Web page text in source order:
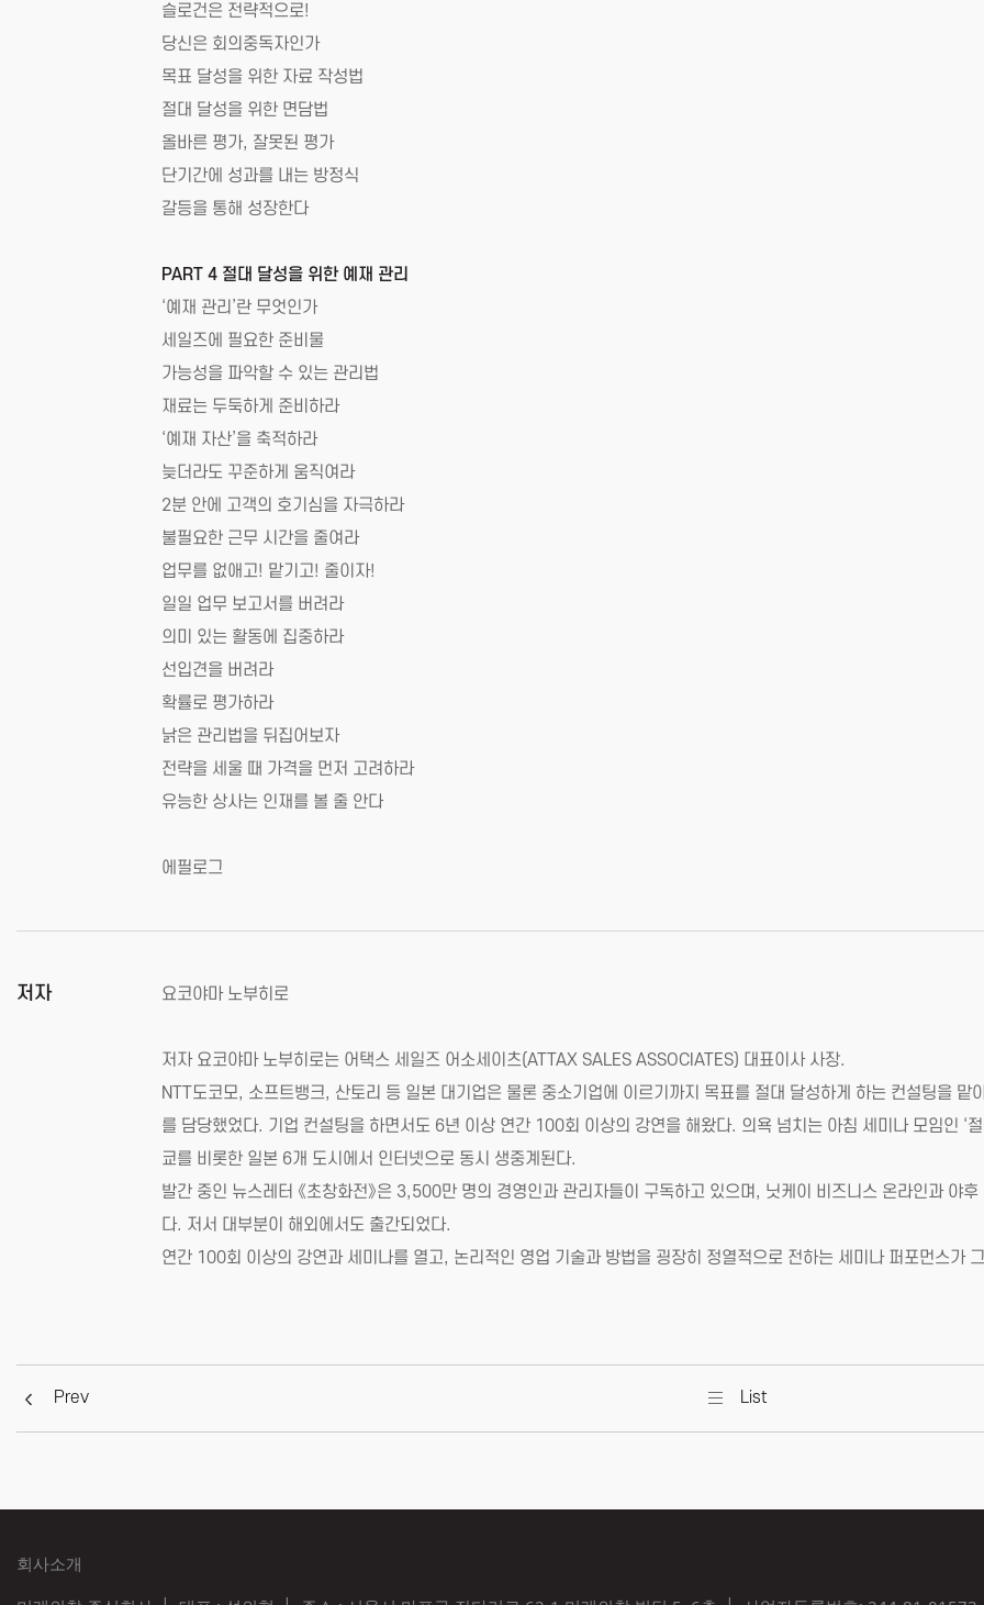
슬로건은 전략적으로!
당신은 회의중독자인가
목표 달성을 위한 자료 작성법
절대 달성을 위한 면담법
올바른 평가, 잘못된 평가
단기간에 성과를 내는 방정식
갈등을 통해 성장한다
PART 4 절대 달성을 위한 예재 관리
‘예재 관리’란 무엇인가
세일즈에 필요한 준비물
가능성을 파악할 수 있는 관리법
재료는 두둑하게 준비하라
‘예재 자산’을 축적하라
늦더라도 꾸준하게 움직여라
2분 안에 고객의 호기심을 자극하라
불필요한 근무 시간을 줄여라
업무를 없애고! 맡기고! 줄이자!
일일 업무 보고서를 버려라
의미 있는 활동에 집중하라
선입견을 버려라
확률로 평가하라
낡은 관리법을 뒤집어보자
전략을 세울 때 가격을 먼저 고려하라
유능한 상사는 인재를 볼 줄 안다
에필로그
저자 요코야마 노부히로
저자 요코야마 노부히로는 어택스 세일즈 어소세이츠(ATTAX SALES ASSOCIATES) 대표이사 사장.
NTT도코모, 소프트뱅크, 산토리 등 일본 대기업은 물론 중소기업에 이르기까지 목표를 절대 달성하게 하는 컨설팅을
를 담당했었다. 기업 컨설팅을 하면서도 6년 이상 연간 100회 이상의 강연을 해왔다. 의욕 넘치는 아침 세미나 모임인 ‘
쿄를 비롯한 일본 6개 도시에서 인터넷으로 동시 생중계된다.
발간 중인 뉴스레터 《초창화전》은 3,500만 명의 경영인과 관리자들이 구독하고 있으며, 닛케이 비즈니스 온라인과 야
다. 저서 대부분이 해외에서도 출간되었다.
연간 100회 이상의 강연과 세미나를 열고, 논리적인 영업 기술과 방법을 굉장히 정열적으로 전하는 세미나 퍼포먼스가
Prev List
회사소개